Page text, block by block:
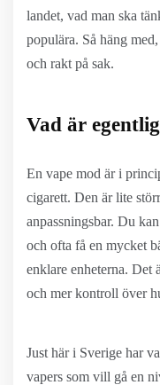
landet, vad man ska
populära. Så häng
och rakt på sak.
Vad är
En vape mod är i
cigarett. Den är lite
anpassningsbar. Du
och ofta få en mycket
enklare enheterna. Det
och mer kontroll över
Just här i Sverige har
vapers som vill gå en